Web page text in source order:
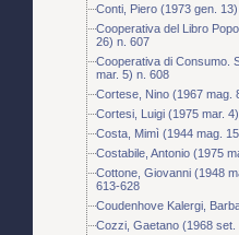
Conti, Piero (1973 gen.
Cooperativa del Libro
26) n. 607
Cooperativa di Consumo.
mar. 5) n. 608
Cortese, Nino (1967 mag.
Cortesi, Luigi (1975 mar.
Costa, Mimì (1944 mag.
Costabile, Antonio (1975
Cottone, Giovanni (1948
613-628
Coudenhove Kalergi,
Cozzi, Gaetano (1968 set.